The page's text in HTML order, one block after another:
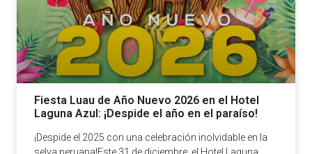
Fiesta Luau de Año Nuevo 2026 en el Hotel
Laguna Azul: ¡Despide el año en el paraíso!
¡Despide el 2025 con una celebración inolvidable en la